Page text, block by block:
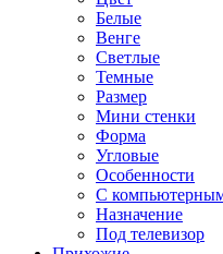
Белые
Венге
Светлые
Темные
Размер
Мини стенки
Форма
Угловые
Особенности
С
Назначение
Под телевизор